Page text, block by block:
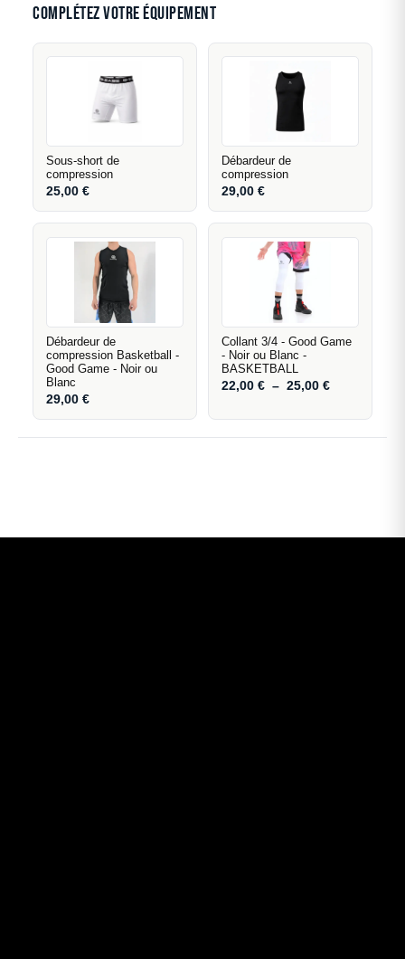
Complétez votre équipement
Sous-short de
compression
25,00€
Débardeur de
compression
29,00€
Débardeur de
compression Basketball -
Good Game - Noir ou
Blanc
29,00€
Collant 3/4 - Good Game
- Noir ou Blanc -
BASKETBALL
22,00€ – 25,00€